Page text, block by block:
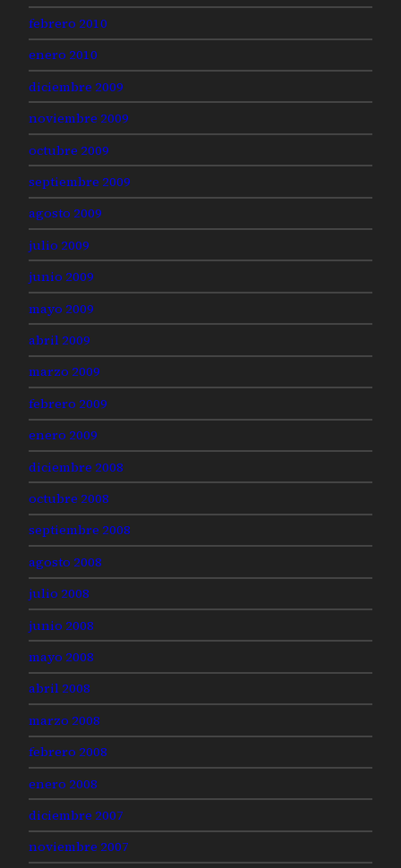
febrero 2010
enero 2010
diciembre 2009
noviembre 2009
octubre 2009
septiembre 2009
agosto 2009
julio 2009
junio 2009
mayo 2009
abril 2009
marzo 2009
febrero 2009
enero 2009
diciembre 2008
octubre 2008
septiembre 2008
agosto 2008
julio 2008
junio 2008
mayo 2008
abril 2008
marzo 2008
febrero 2008
enero 2008
diciembre 2007
noviembre 2007